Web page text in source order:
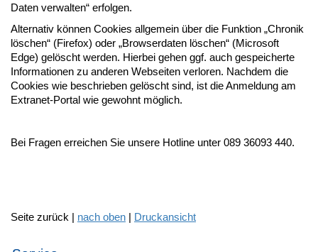
Daten verwalten“ erfolgen.
Alternativ können Cookies allgemein über die Funktion „Chronik
löschen“ (Firefox) oder „Browserdaten löschen“ (Microsoft
Edge) gelöscht werden. Hierbei gehen ggf. auch gespeicherte
Informationen zu anderen Webseiten verloren. Nachdem die
Cookies wie beschrieben gelöscht sind, ist die Anmeldung am
Extranet-Portal wie gewohnt möglich.
Bei Fragen erreichen Sie unsere Hotline unter 089 36093 440.
Seite zurück | nach oben | Druckansicht